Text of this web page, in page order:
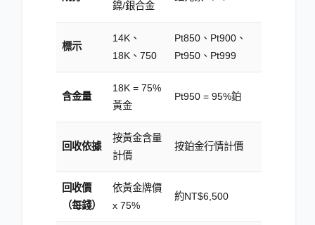
鎳/銀合金
標示
14K、
18K、750
Pt850、Pt900、
Pt950、Pt999
含金量
18K = 75%
黃金
Pt950 = 95%鉑
回收依據
按黃金含量
計價
按鉑金行情計價
回收價
（每錢）
依黃金牌價
x 75%
約NT$6,500